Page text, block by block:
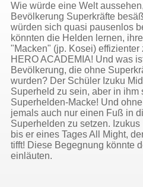
Wie würde eine Welt
Bevölkerung Superkräfte
würden sich quasi pausenlos
könnten die Helden lernen,
"Macken" (jp. Kosei)
HERO ACADEMIA! Und was
Bevölkerung, die ohne
wurden? Der Schüler Izuku
Superheld zu sein, aber in
Superhelden-Macke! Und
jemals auch nur einen Fuß in
Superhelden zu setzen.
bis er eines Tages All Might,
tifft! Diese Begegnung könnte
einläuten.